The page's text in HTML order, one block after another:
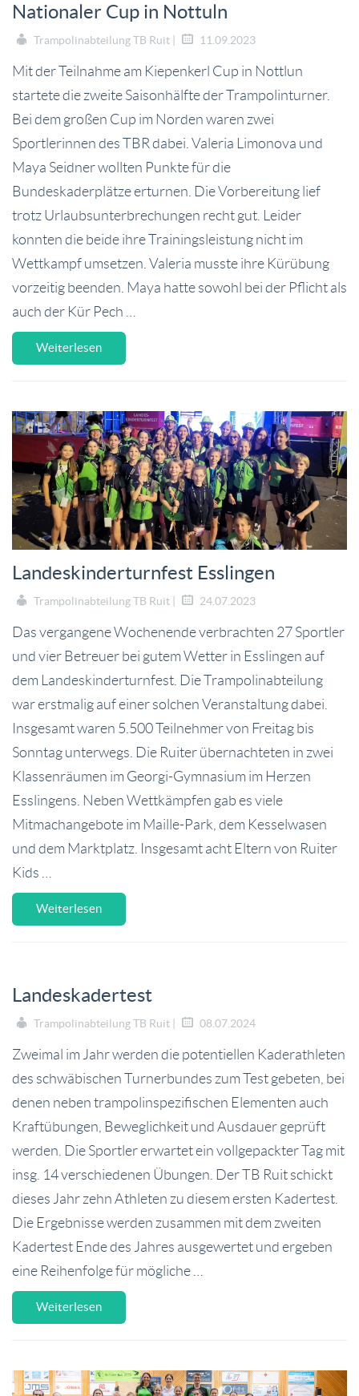
Nationaler Cup in Nottuln
Trampolinabteilung TB Ruit | 11.09.2023
Mit der Teilnahme am Kiepenkerl Cup in Nottlun
startete die zweite Saisonhälfte der Trampolinturner.
Bei dem großen Cup im Norden waren zwei
Sportlerinnen des TBR dabei. Valeria Limonova und
Maya Seidner wollten Punkte für die
Bundeskaderplätze erturnen. Die Vorbereitung lief
trotz Urlaubsunterbrechungen recht gut. Leider
konnten die beide ihre Trainingsleistung nicht im
Wettkampf umsetzen. Valeria musste ihre Kürübung
vorzeitig beenden. Maya hatte sowohl bei der Pflicht als
auch der Kür Pech …
Weiterlesen
Landeskinderturnfest Esslingen
Trampolinabteilung TB Ruit | 24.07.2023
Das vergangene Wochenende verbrachten 27 Sportler
und vier Betreuer bei gutem Wetter in Esslingen auf
dem Landeskinderturnfest. Die Trampolinabteilung
war erstmalig auf einer solchen Veranstaltung dabei.
Insgesamt waren 5.500 Teilnehmer von Freitag bis
Sonntag unterwegs. Die Ruiter übernachteten in zwei
Klassenräumen im Georgi-Gymnasium im Herzen
Esslingens. Neben Wettkämpfen gab es viele
Mitmachangebote im Maille-Park, dem Kesselwasen
und dem Marktplatz. Insgesamt acht Eltern von Ruiter
Kids …
Weiterlesen
Landeskadertest
Trampolinabteilung TB Ruit | 08.07.2024
Zweimal im Jahr werden die potentiellen Kaderathleten
des schwäbischen Turnerbundes zum Test gebeten, bei
denen neben trampolinspezifischen Elementen auch
Kraftübungen, Beweglichkeit und Ausdauer geprüft
werden. Die Sportler erwartet ein vollgepackter Tag mit
insg. 14 verschiedenen Übungen. Der TB Ruit schickt
dieses Jahr zehn Athleten zu diesem ersten Kadertest.
Die Ergebnisse werden zusammen mit dem zweiten
Kadertest Ende des Jahres ausgewertet und ergeben
eine Reihenfolge für mögliche …
Weiterlesen